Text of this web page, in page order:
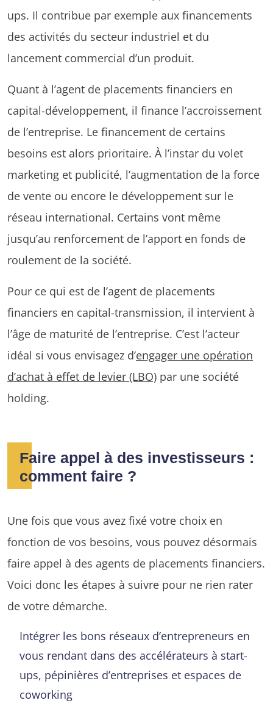
ups. Il contribue par exemple aux financements
des activités du secteur industriel et du
lancement commercial d’un produit.
Quant à l’agent de placements financiers en
capital-développement, il finance l’accroissement
de l’entreprise. Le financement de certains
besoins est alors prioritaire. À l’instar du volet
marketing et publicité, l’augmentation de la force
de vente ou encore le développement sur le
réseau international. Certains vont même
jusqu’au renforcement de l’apport en fonds de
roulement de la société.
Pour ce qui est de l’agent de placements
financiers en capital-transmission, il intervient à
l’âge de maturité de l’entreprise. C’est l’acteur
idéal si vous envisagez d’engager une opération
d’achat à effet de levier (LBO) par une société
holding.
Faire appel à des investisseurs :
comment faire ?
Une fois que vous avez fixé votre choix en
fonction de vos besoins, vous pouvez désormais
faire appel à des agents de placements financiers.
Voici donc les étapes à suivre pour ne rien rater
de votre démarche.
Intégrer les bons réseaux d’entrepreneurs en
vous rendant dans des accélérateurs à start-
ups, pépinières d’entreprises et espaces de
coworking